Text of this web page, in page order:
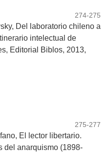
274-275
Del laboratorio chileno a
intelectual de
Editorial Biblos, 2013,
275-277
El lector libertario.
del anarquismo (1898-